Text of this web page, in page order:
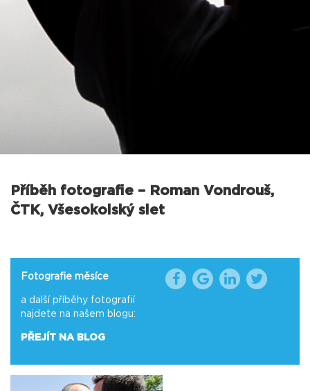
Příběh fotografie – Roman Vondrouš,
ČTK, Všesokolský slet
Fotografie měsíce
a další příběhy fotografií
najdete na našem blogu:
PŘEJÍT NA BLOG